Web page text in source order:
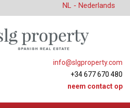
NL - Nederlands
info@slgproperty.com
+34 677 670 480
neem contact op